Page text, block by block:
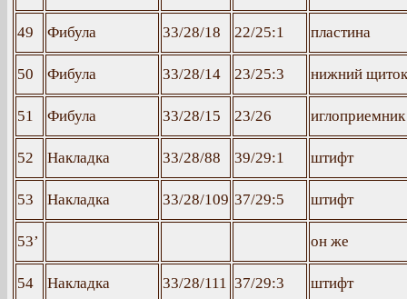
49 Фибула 33/28/18 22/25:1 пластина
50 Фибула 33/28/14 23/25:3 нижний щиток
51 Фибула 33/28/15 23/26 иглоприемник
52 Накладка 33/28/88 39/29:1 штифт
53 Накладка 33/28/109 37/29:5 штифт
53’ он же
54 Накладка 33/28/111 37/29:3 штифт